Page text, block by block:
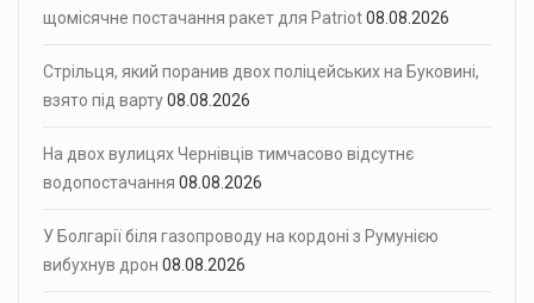
щомісячне постачання ракет для Patriot08.08.2026
Стрільця, який поранив двох поліцейських на Буковині,
взято під варту08.08.2026
На двох вулицях Чернівців тимчасово відсутнє
водопостачання 08.08.2026
У Болгарії біля газопроводу на кордоні з Румунією
вибухнув дрон 08.08.2026